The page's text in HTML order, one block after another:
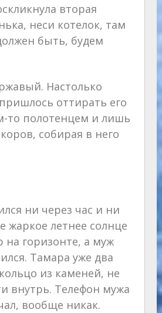
вторая
неси котелок, там
быть, будем
Настолько
оттирать его
то полотенцем и лишь
собирая в него
ни через час и ни
жаркое летнее солнце
на горизонте, а муж
Тамара уже два
из каменей, не
внутрь. Телефон мужа
вообще никак.